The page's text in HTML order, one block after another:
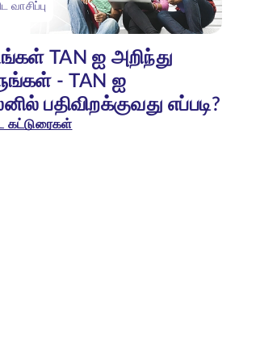
வாசிப்பு
TAN ஐ அறிந்து
- TAN ஐ
பதிவிறக்குவது எப்படி?
கட்டுரைகள்